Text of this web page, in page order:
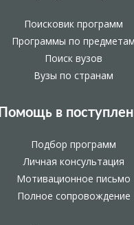
Поисковик программ
Программы по предметам
Поиск вузов
Вузы по странам
Помощь в
Подбор программ
Личная консультация
Мотивационное письмо
Полное сопровождение